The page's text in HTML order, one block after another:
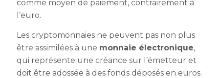
comme moyen de paiement, contrairement à
l’euro.
Les cryptomonnaies ne peuvent pas non plus
être assimilées à une monnaie électronique,
qui représente une créance sur l’émetteur et
doit être adossée à des fonds déposés en euros.